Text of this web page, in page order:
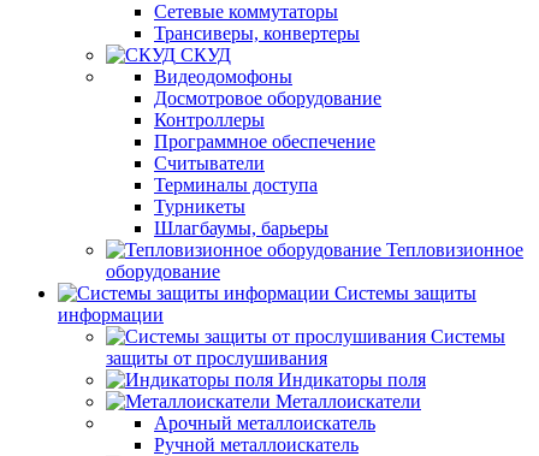
Сетевые коммутаторы
Трансиверы, конвертеры
СКУД
Видеодомофоны
Досмотровое оборудование
Контроллеры
Программное обеспечение
Считыватели
Терминалы доступа
Турникеты
Шлагбаумы, барьеры
Тепловизионное
оборудование
Системы защиты
информации
Системы
защиты от прослушивания
Индикаторы поля
Металлоискатели
Арочный металлоискатель
Ручной металлоискатель